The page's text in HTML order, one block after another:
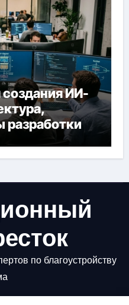
ИИ-
разработки
по благоустройству